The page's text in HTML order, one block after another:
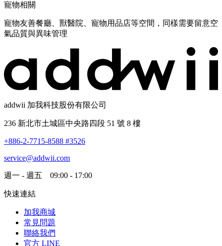
寵物相關
寵物友善餐廳、獸醫院、寵物用品店等空間，同樣需要留意空
氣品質與異味管理
addwii 加我科技股份有限公司
236 新北市土城區中央路四段 51 號 8 樓
+886-2-7715-8588 #3526
service@addwii.com
週一 - 週五 09:00 - 17:00
快速連結
加我商城
常見問題
聯絡我們
官方 LINE